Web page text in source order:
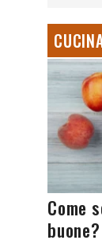
Come